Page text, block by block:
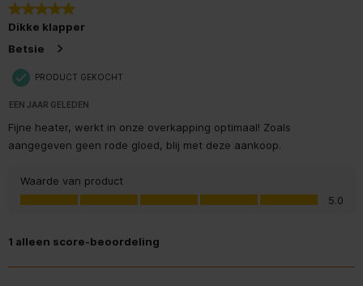
5 van 5 sterren.
Dikke klapper
Betsie
PRODUCT GEKOCHT
EEN JAAR GELEDEN
Fijne heater, werkt in onze overkapping optimaal! Zoals
aangegeven geen rode gloed, blij met deze aankoop.
Waarde van product
Waarde van product, 5.0 van 5
5.0
1 alleen score-beoordeling